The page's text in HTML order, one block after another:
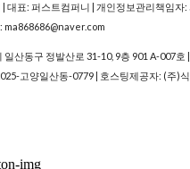
대표: 퍼스트컴퍼니 | 개인정보관리책임자
ma868686@naver.com
일산동구 정발산로 31-10, 9층 901 A-007호
고양일산동-0779 | 호스팅제공자: (주)